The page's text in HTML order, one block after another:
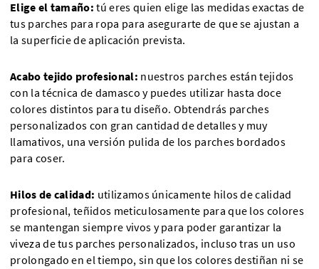
Elige el tamaño: tú eres quien elige las medidas exactas de
tus parches para ropa para asegurarte de que se ajustan a
la superficie de aplicación prevista.
Acabo tejido profesional: nuestros parches están tejidos
con la técnica de damasco y puedes utilizar hasta doce
colores distintos para tu diseño. Obtendrás parches
personalizados con gran cantidad de detalles y muy
llamativos, una versión pulida de los parches bordados
para coser.
Hilos de calidad: utilizamos únicamente hilos de calidad
profesional, teñidos meticulosamente para que los colores
se mantengan siempre vivos y para poder garantizar la
viveza de tus parches personalizados, incluso tras un uso
prolongado en el tiempo, sin que los colores destiñan ni se